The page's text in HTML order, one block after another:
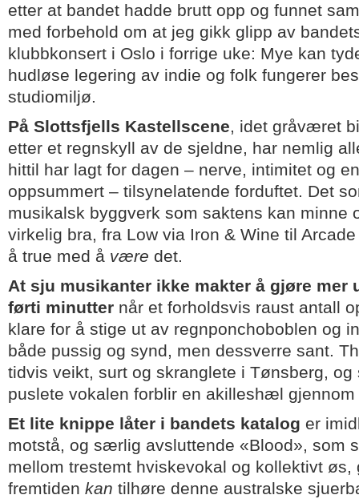
etter at bandet hadde brutt opp og funnet
med forbehold om at jeg gikk glipp av
klubbkonsert i Oslo i forrige uke: Mye kan
hudløse legering av indie og folk fungerer
studiomiljø.
På Slottsfjells Kastellscene, idet gråværet
etter et regnskyll av de sjeldne, har nemlig
hittil har lagt for dagen – nerve, intimitet og
oppsummert – tilsynelatende forduftet. Det
musikalsk byggverk som saktens kan minne
virkelig bra, fra Low via Iron & Wine til
å true med å være det.
At sju musikanter ikke makter å gjøre mer
førti minutter når et forholdsvis raust antall
klare for å stige ut av regnponchoboblen og
både pussig og synd, men dessverre sant.
tidvis veikt, surt og skranglete i Tønsberg,
puslete vokalen forblir en akilleshæl gjennom
Et lite knippe låter i bandets katalog er
motstå, og særlig avsluttende «Blood», som
mellom trestemt hviskevokal og kollektivt øs,
fremtiden kan tilhøre denne australske